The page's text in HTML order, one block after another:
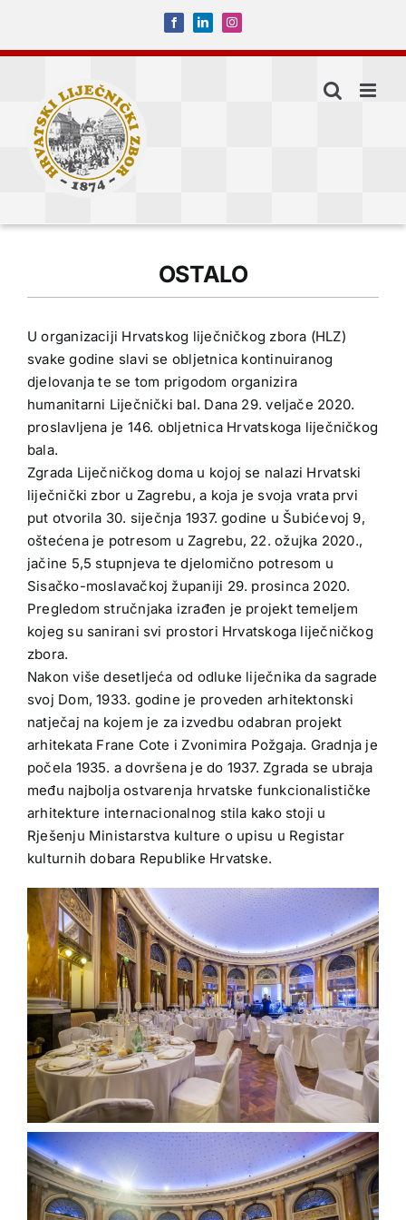
content
FacebookLinkedInInstagram
OSTALO
U organizaciji Hrvatskog liječničkog zbora (HLZ)
svake godine slavi se obljetnica kontinuiranog
djelovanja te se tom prigodom organizira
humanitarni Liječnički bal. Dana 29. veljače 2020.
proslavljena je 146. obljetnica Hrvatskoga liječničkog
bala.
Zgrada Liječničkog doma u kojoj se nalazi Hrvatski
liječnički zbor u Zagrebu, a koja je svoja vrata prvi
put otvorila 30. siječnja 1937. godine u Šubićevoj 9,
oštećena je potresom u Zagrebu, 22. ožujka 2020.,
jačine 5,5 stupnjeva te djelomično potresom u
Sisačko-moslavačkoj županiji 29. prosinca 2020.
Pregledom stručnjaka izrađen je projekt temeljem
kojeg su sanirani svi prostori Hrvatskoga liječničkog
zbora.
Nakon više desetljeća od odluke liječnika da sagrade
svoj Dom, 1933. godine je proveden arhitektonski
natječaj na kojem je za izvedbu odabran projekt
arhitekata Frane Cote i Zvonimira Požgaja. Gradnja je
počela 1935. a dovršena je do 1937. Zgrada se ubraja
među najbolja ostvarenja hrvatske funkcionalističke
arhitekture internacionalnog stila kako stoji u
Rješenju Ministarstva kulture o upisu u Registar
kulturnih dobara Republike Hrvatske.